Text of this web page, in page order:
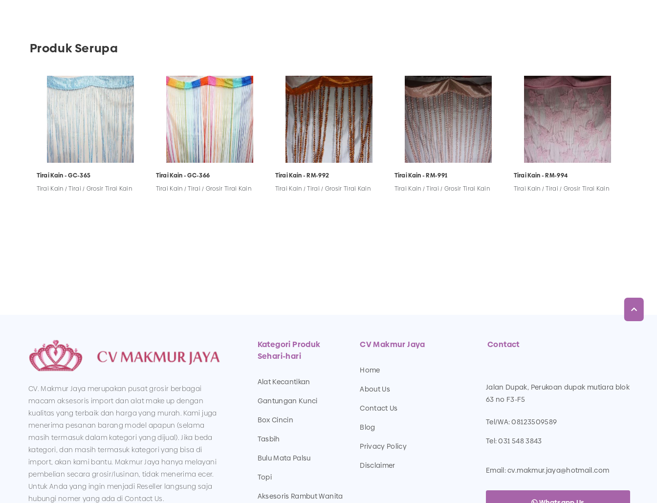
Produk Serupa
Tirai Kain - GC-365
Tirai Kain / Tirai / Grosir Tirai Kain
Tirai Kain - GC-366
Tirai Kain / Tirai / Grosir Tirai Kain
Tirai Kain - RM-992
Tirai Kain / Tirai / Grosir Tirai Kain
Tirai Kain - RM-991
Tirai Kain / Tirai / Grosir Tirai Kain
Tirai Kain - RM-994
Tirai Kain / Tirai / Grosir Tirai Kain
CV. Makmur Jaya merupakan pusat grosir berbagai
macam aksesoris import dan alat make up dengan
kualitas yang terbaik dan harga yang murah. Kami juga
menerima pesanan barang model apapun (selama
masih termasuk dalam kategori yang dijual). Jika beda
kategori, dan masih termasuk kategori yang bisa di
import, akan kami bantu. Makmur Jaya hanya melayani
pembelian secara grosir/lusinan, tidak menerima ecer.
Untuk Anda yang ingin menjadi Reseller langsung saja
hubungi nomer yang ada di Contact Us.
Kategori Produk
Sehari-hari
Alat Kecantikan
Gantungan Kunci
Box Cincin
Tasbih
Bulu Mata Palsu
Topi
Aksesoris Rambut Wanita
CV Makmur Jaya
Home
About Us
Contact Us
Blog
Privacy Policy
Disclaimer
Contact
Jalan Dupak, Perukoan dupak mutiara blok
63 no F3-F5
Tel/WA:08123509589
Tel:031 548 3843
Email:cv.makmur.jaya@hotmail.com